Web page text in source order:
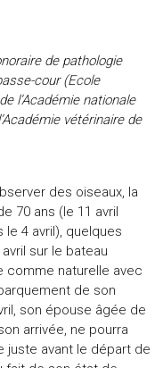
de pathologie
cour (Ecole
l’Académie nationale
vétérinaire de
des oiseaux, la
70 ans (le 11 avril
4 avril), quelques
avril sur le bateau
comme naturelle avec
de son
son épouse âgée de
arrivée, ne pourra
juste avant le départ de